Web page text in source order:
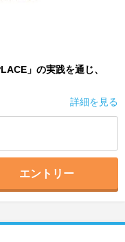
不明点があればこちら
」の実践を通じ、
詳細を見る
エントリー